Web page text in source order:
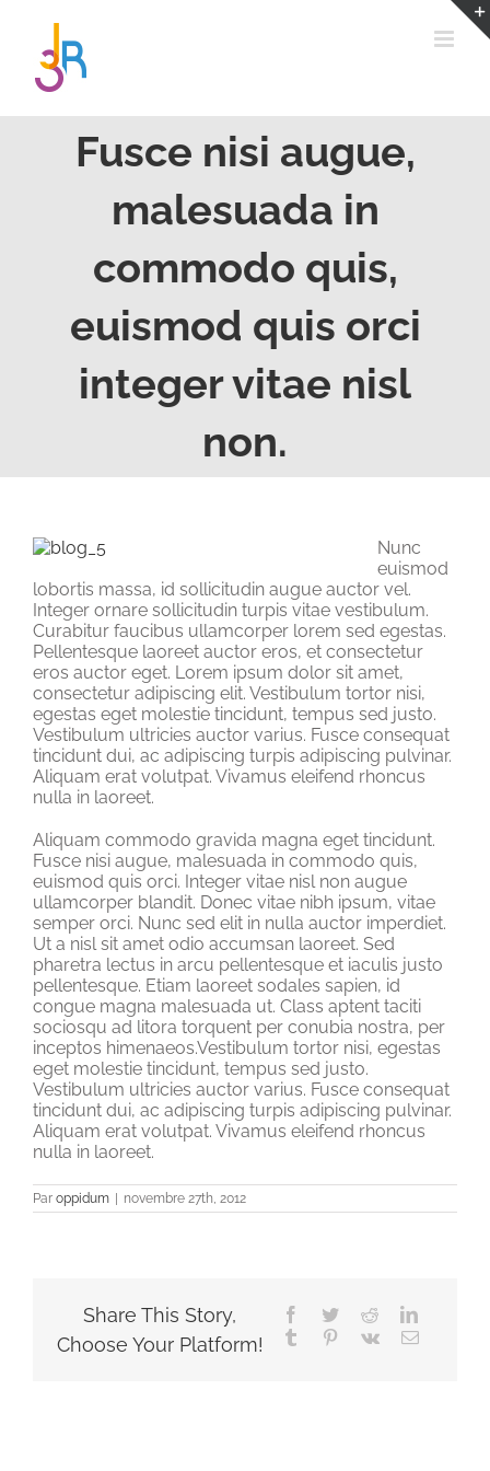
contenu
Fusce nisi augue,
malesuada in
commodo quis,
euismod quis orci
integer vitae nisl
non.
Nunc
euismod
lobortis massa, id sollicitudin augue auctor vel.
Integer ornare sollicitudin turpis vitae vestibulum.
Curabitur faucibus ullamcorper lorem sed egestas.
Pellentesque laoreet auctor eros, et consectetur
eros auctor eget. Lorem ipsum dolor sit amet,
consectetur adipiscing elit. Vestibulum tortor nisi,
egestas eget molestie tincidunt, tempus sed justo.
Vestibulum ultricies auctor varius. Fusce consequat
tincidunt dui, ac adipiscing turpis adipiscing pulvinar.
Aliquam erat volutpat. Vivamus eleifend rhoncus
nulla in laoreet.
Aliquam commodo gravida magna eget tincidunt.
Fusce nisi augue, malesuada in commodo quis,
euismod quis orci. Integer vitae nisl non augue
ullamcorper blandit. Donec vitae nibh ipsum, vitae
semper orci. Nunc sed elit in nulla auctor imperdiet.
Ut a nisl sit amet odio accumsan laoreet. Sed
pharetra lectus in arcu pellentesque et iaculis justo
pellentesque. Etiam laoreet sodales sapien, id
congue magna malesuada ut. Class aptent taciti
sociosqu ad litora torquent per conubia nostra, per
inceptos himenaeos.Vestibulum tortor nisi, egestas
eget molestie tincidunt, tempus sed justo.
Vestibulum ultricies auctor varius. Fusce consequat
tincidunt dui, ac adipiscing turpis adipiscing pulvinar.
Aliquam erat volutpat. Vivamus eleifend rhoncus
nulla in laoreet.
Par oppidum novembre 27th, 2012
Share This Story,
Choose Your Platform!
Facebook
TwitterRedditLinkedIn
Tumblr Pinterest
Vk Email